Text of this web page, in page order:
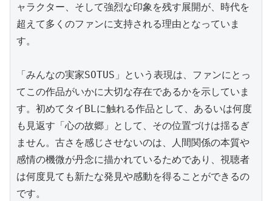
ャラクター、そして強烈な印象を残す展開が、時代を
超えて多くのファンに支持される理由となっていま
す。
「みんなの実家SOTUS」という表現は、ファンにとっ
てこの作品がいかに大切な存在であるかを示していま
す。初めてタイBLに触れる作品として、あるいは何度
も見返す「心の故郷」として、その位置づけは揺るぎ
ません。古さを感じさせないのは、人間関係の本質や
感情の機微が丹念に描かれているためであり、視聴者
は何度見ても新たな発見や感動を得ることができるの
です。